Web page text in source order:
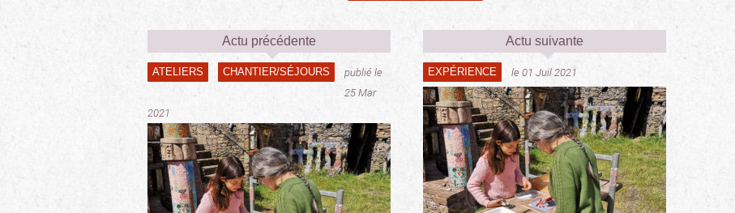
Actu précédente
ATELIERS CHANTIER/SÉJOURS
publié le
25 Mar
2021
Actu suivante
EXPÉRIENCE le 01 Juil 2021